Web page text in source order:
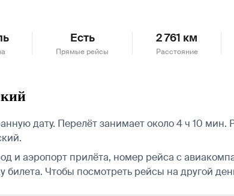
Есть
Прямые рейсы
2 761 км
Расстояние
дату. Перелёт занимает около 4 ч 10 мин.
и аэропорт прилёта, номер рейса с
билета. Чтобы посмотреть рейсы на другой